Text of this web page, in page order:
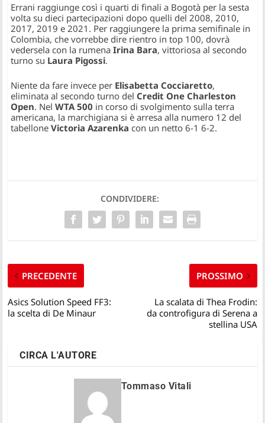
Errani raggiunge così i quarti di finali a Bogotà per la sesta
volta su dieci partecipazioni dopo quelli del 2008, 2010,
2017, 2019 e 2021. Per raggiungere la prima semifinale in
Colombia, che vorrebbe dire rientro in top 100, dovrà
vedersela con la rumenaIrina Bara, vittoriosa al secondo
turno su Laura Pigossi.
Niente da fare invece per Elisabetta Cocciaretto,
eliminata al secondo turno delCredit One Charleston
Open. NelWTA 500 in corso di svolgimento sulla terra
americana, la marchigiana si è arresa alla numero 12 del
tabelloneVictoria Azarenka con un netto 6-1 6-2.
CONDIVIDERE:
PRECEDENTE
Asics Solution Speed FF3:
la scelta di De Minaur
PROSSIMO
La scalata di Thea Frodin:
da controfigura di Serena a
stellina USA
CIRCA L'AUTORE
Tommaso Vitali